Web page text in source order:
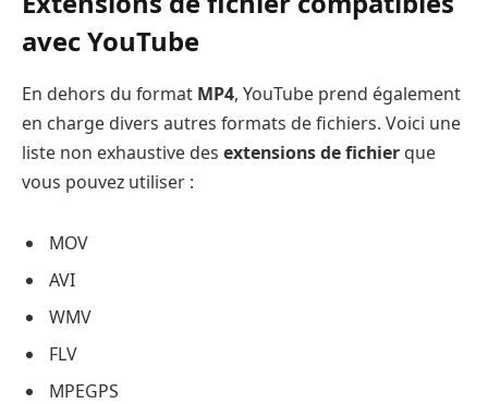
avec YouTube
En dehors du format MP4, YouTube prend également
en charge divers autres formats de fichiers. Voici une
liste non exhaustive des extensions de fichier que
vous pouvez utiliser :
MOV
AVI
WMV
FLV
MPEGPS